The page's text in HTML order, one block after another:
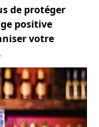
de protéger
positive
votre